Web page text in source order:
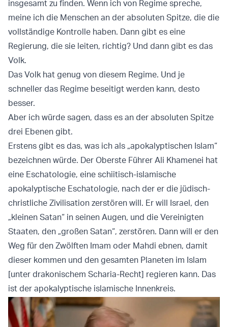
insgesamt zu finden. Wenn ich von Regime spreche,
meine ich die Menschen an der absoluten Spitze, die die
vollständige Kontrolle haben. Dann gibt es eine
Regierung, die sie leiten, richtig? Und dann gibt es das
Volk.
Das Volk hat genug von diesem Regime. Und je
schneller das Regime beseitigt werden kann, desto
besser.
Aber ich würde sagen, dass es an der absoluten Spitze
drei Ebenen gibt.
Erstens gibt es das, was ich als „apokalyptischen Islam“
bezeichnen würde. Der Oberste Führer Ali Khamenei hat
eine Eschatologie, eine schiitisch-islamische
apokalyptische Eschatologie, nach der er die jüdisch-
christliche Zivilisation zerstören will. Er will Israel, den
„kleinen Satan“ in seinen Augen, und die Vereinigten
Staaten, den „großen Satan“, zerstören. Dann will er den
Weg für den Zwölften Imam oder Mahdi ebnen, damit
dieser kommen und den gesamten Planeten im Islam
[unter drakonischem Scharia-Recht] regieren kann. Das
ist der apokalyptische islamische Innenkreis.